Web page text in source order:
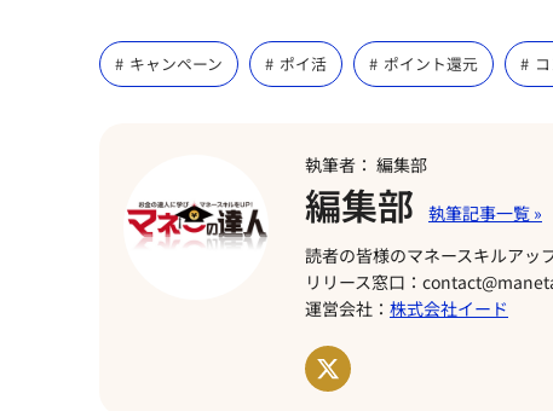
キャンペーン ポイ活 ポイント還元
執筆者： 編集部
編集部
読者の皆様のマネースキルアッ
リリース窓口：
運営会社： 株式会社イード